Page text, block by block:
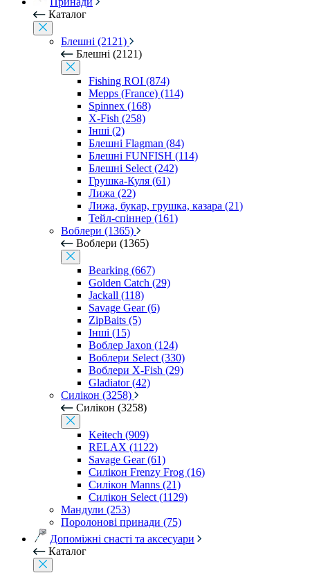
Каталог
Блешні (2121)
Блешні (2121)
Fishing ROI (874)
Mepps (France) (114)
Spinnex (168)
X-Fish (258)
Інші (2)
Блешні Flagman (84)
Блешні FUNFISH (114)
Блешні Select (242)
Грушка-Куля (61)
Лижа (22)
Лижа, букар, грушка, казара (21)
Тейл-спіннер (161)
Воблери (1365)
Воблери (1365)
Bearking (667)
Golden Catch (29)
Jackall (118)
Savage Gear (6)
ZipBaits (5)
Інші (15)
Воблер Jaxon (124)
Воблери Select (330)
Воблери X-Fish (29)
Gladiator (42)
Силікон (3258)
Силікон (3258)
Keitech (909)
RELAX (1122)
Savage Gear (61)
Силікон Frenzy Frog (16)
Силікон Manns (21)
Силікон Select (1129)
Мандули (253)
Поролонові принади (75)
Допоміжні снасті та аксесуари
Каталог